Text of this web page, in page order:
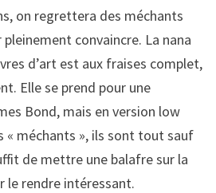
on regrettera des méchants
convaincre. La nana
d’art est aux fraises complet,
Elle se prend pour une
Bond, mais en version low
« méchants », ils sont tout sauf
de mettre une balafre sur la
le rendre intéressant.